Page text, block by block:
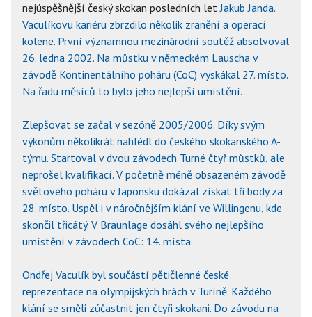
nejúspěšnější český skokan posledních letJakub Janda.
Vaculíkovu kariéru zbrzdilo několik zranění a operací
kolene. První významnou mezinárodní soutěž absolvoval
26. ledna 2002. Na můstku v německém Lauscha v
závodě Kontinentálního poháru (CoC) vyskákal 27. místo.
Na řadu měsíců to bylo jeho nejlepší umístění.
Zlepšovat se začal v sezóně 2005/2006. Díky svým
výkonům několikrát nahlédl do českého skokanského A-
týmu. Startoval v dvou závodech Turné čtyř můstků, ale
neprošel kvalifikací. V početně méně obsazeném závodě
světového poháru v Japonsku dokázal získat tři body za
28. místo. Uspěl i v náročnějším klání ve Willingenu, kde
skončil třicátý. V Braunlage dosáhl svého nejlepšího
umístění v závodech CoC: 14. místa.
Ondřej Vaculík byl součástí pětičlenné české
reprezentace na olympijských hrách v Turíně. Každého
klání se směli zúčastnit jen čtyři skokani. Do závodu na